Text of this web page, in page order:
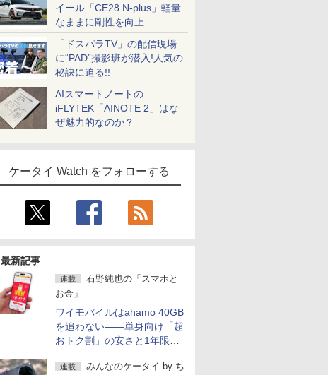
イール「CE28 N-plus」軽量
なままに剛性を向上
「ドスパラTV」の配信現場
に“PAD”撮影班が潜入!人気の
秘訣に迫る!!
AIスマートノートの
iFLYTEK「AINOTE 2」はな
ぜ魅力的なのか？
ケータイ Watch をフォローする
最新記事
連載
石野純也の「スマホと
お金」
ワイモバイルはahamo 40GB
を追わない――単身向け「超
おトク割」の安さと1年限定
の注意点
連載 みんなのケータイ by ち